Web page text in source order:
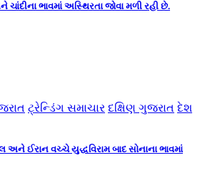
ચાંદીના ભાવમાં અસ્થિરતા જોવા મળી રહી છે.
ટ્રેન્ડિંગ સમાચાર દક્ષિણ ગુજરાત દેશ
અને ઈરાન વચ્ચે યુદ્ધવિરામ બાદ સોનાના ભાવમાં